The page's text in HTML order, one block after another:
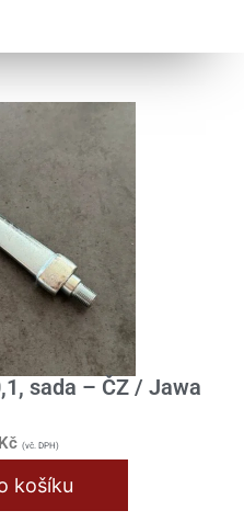
sada – ČZ / Jawa
Kč (vč. DPH)
košíku